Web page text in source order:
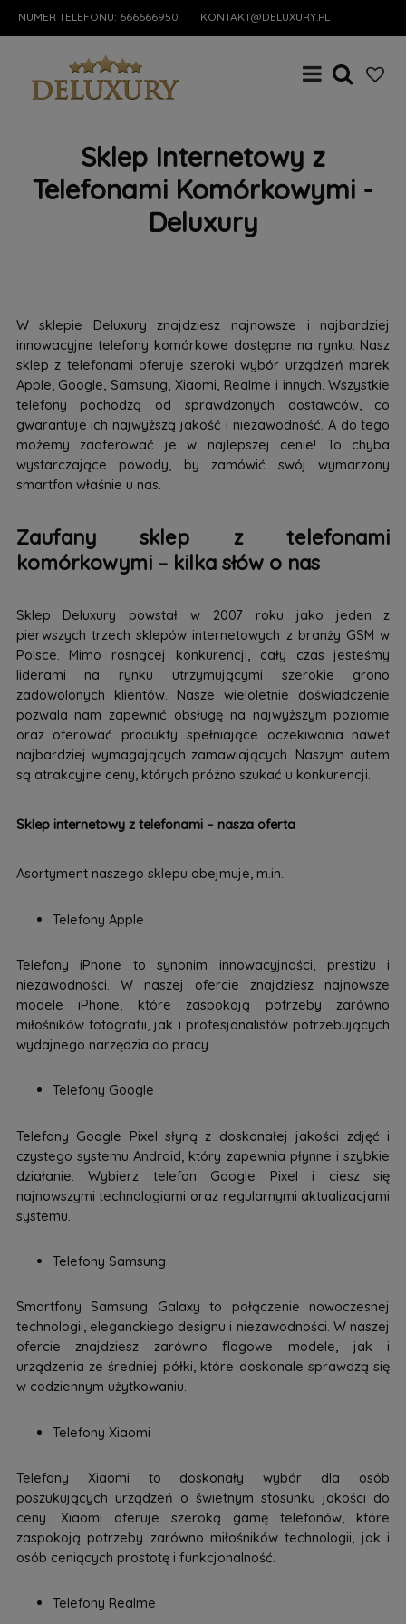
NUMER TELEFONU: 666666950 KONTAKT@DELUXURY.PL
Sklep Internetowy z
Telefonami Komórkowymi -
Deluxury
W sklepie Deluxury znajdziesz najnowsze i najbardziej
innowacyjne telefony komórkowe dostępne na rynku. Nasz
sklep z telefonami oferuje szeroki wybór urządzeń marek
Apple, Google, Samsung, Xiaomi, Realme i innych. Wszystkie
telefony pochodzą od sprawdzonych dostawców, co
gwarantuje ich najwyższą jakość i niezawodność. A do tego
możemy zaoferować je w najlepszej cenie! To chyba
wystarczające powody, by zamówić swój wymarzony
smartfon właśnie u nas.
Zaufany sklep z telefonami
komórkowymi – kilka słów o nas
Sklep Deluxury powstał w 2007 roku jako jeden z
pierwszych trzech sklepów internetowych z branży GSM w
Polsce. Mimo rosnącej konkurencji, cały czas jesteśmy
liderami na rynku utrzymującymi szerokie grono
zadowolonych klientów. Nasze wieloletnie doświadczenie
pozwala nam zapewnić obsługę na najwyższym poziomie
oraz oferować produkty spełniające oczekiwania nawet
najbardziej wymagających zamawiających. Naszym autem
są atrakcyjne ceny, których próżno szukać u konkurencji.
Sklep internetowy z telefonami – nasza oferta
Asortyment naszego sklepu obejmuje, m.in.:
Telefony Apple
Telefony iPhone to synonim innowacyjności, prestiżu i
niezawodności. W naszej ofercie znajdziesz najnowsze
modele iPhone, które zaspokoją potrzeby zarówno
miłośników fotografii, jak i profesjonalistów potrzebujących
wydajnego narzędzia do pracy.
Telefony Google
Telefony Google Pixel słyną z doskonałej jakości zdjęć i
czystego systemu Android, który zapewnia płynne i szybkie
działanie. Wybierz telefon Google Pixel i ciesz się
najnowszymi technologiami oraz regularnymi aktualizacjami
systemu.
Telefony Samsung
Smartfony Samsung Galaxy to połączenie nowoczesnej
technologii, eleganckiego designu i niezawodności. W naszej
ofercie znajdziesz zarówno flagowe modele, jak i
urządzenia ze średniej półki, które doskonale sprawdzą się
w codziennym użytkowaniu.
Telefony Xiaomi
Telefony Xiaomi to doskonały wybór dla osób
poszukujących urządzeń o świetnym stosunku jakości do
ceny. Xiaomi oferuje szeroką gamę telefonów, które
zaspokoją potrzeby zarówno miłośników technologii, jak i
osób ceniących prostotę i funkcjonalność.
Telefony Realme